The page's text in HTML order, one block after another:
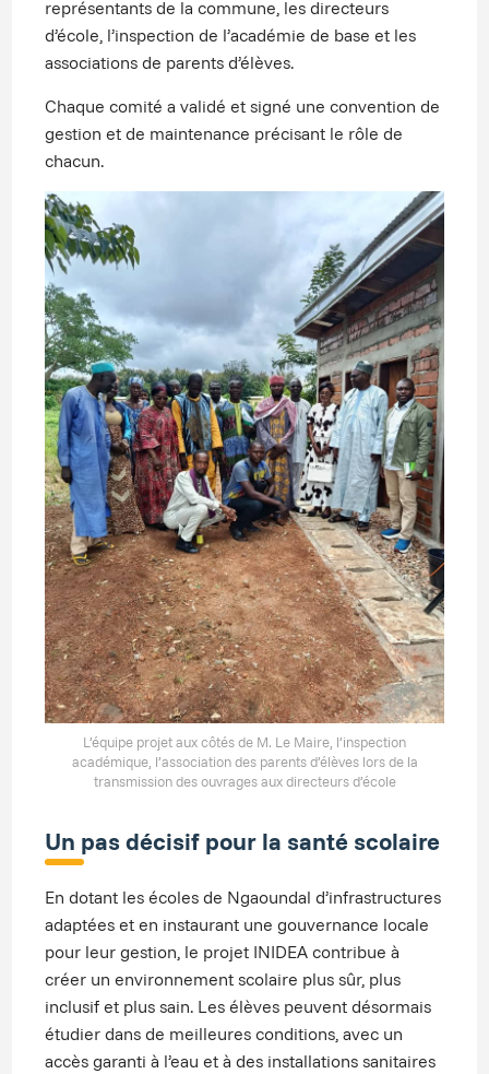
représentants de la commune, les directeurs
d’école, l’inspection de l’académie de base et les
associations de parents d’élèves.
Chaque comité a validé et signé une convention de
gestion et de maintenance précisant le rôle de
chacun.
L’équipe projet aux côtés de M. Le Maire, l’inspection
académique, l’association des parents d’élèves lors de la
transmission des ouvrages aux directeurs d’école
Un pas décisif pour la santé scolaire
En dotant les écoles de Ngaoundal d’infrastructures
adaptées et en instaurant une gouvernance locale
pour leur gestion, le projet INIDEA contribue à
créer un environnement scolaire plus sûr, plus
inclusif et plus sain. Les élèves peuvent désormais
étudier dans de meilleures conditions, avec un
accès garanti à l’eau et à des installations sanitaires